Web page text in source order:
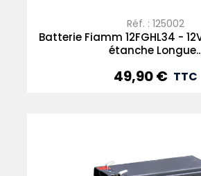
Réf. : 125002
Batterie Fiamm 12FGHL34 -
étanche
Prix
49,90 € TTC